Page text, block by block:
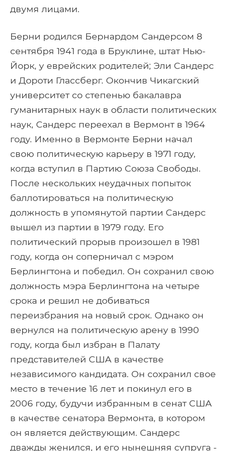
двумя лицами.
Берни родился Бернардом Сандерсом 8
сентября 1941 года в Бруклине, штат Нью-
Йорк, у еврейских родителей; Эли Сандерс
и Дороти Глассберг. Окончив Чикагский
университет со степенью бакалавра
гуманитарных наук в области политических
наук, Сандерс переехал в Вермонт в 1964
году. Именно в Вермонте Берни начал
свою политическую карьеру в 1971 году,
когда вступил в Партию Союза Свободы.
После нескольких неудачных попыток
баллотироваться на политическую
должность в упомянутой партии Сандерс
вышел из партии в 1979 году. Его
политический прорыв произошел в 1981
году, когда он соперничал с мэром
Берлингтона и победил. Он сохранил свою
должность мэра Берлингтона на четыре
срока и решил не добиваться
переизбрания на новый срок. Однако он
вернулся на политическую арену в 1990
году, когда был избран в Палату
представителей США в качестве
независимого кандидата. Он сохранил свое
место в течение 16 лет и покинул его в
2006 году, будучи избранным в сенат США
в качестве сенатора Вермонта, в котором
он является действующим. Сандерс
дважды женился, и его нынешняя супруга -